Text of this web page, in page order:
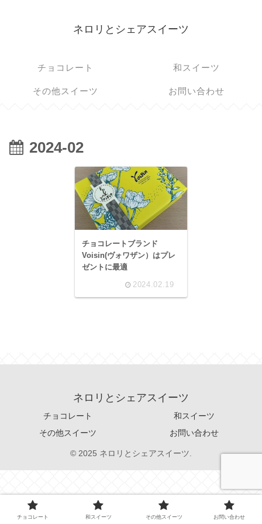
ネロリとシェアスイーツ
チョコレート 和スイーツ
その他スイーツ お問い合わせ
2024-02
チョコレートブランド
Voisin(ヴォワザン）はプレ
ゼントに最適
2024.02.19
ネロリとシェアスイーツ
チョコレート
和スイーツ
その他スイーツ
お問い合わせ
© 2025 ネロリとシェアスイーツ.
チョコレート 和スイーツ その他スイーツ お問い合わせ